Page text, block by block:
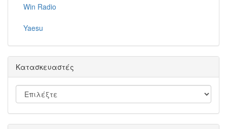
Win Radio
Yaesu
Κατασκευαστές